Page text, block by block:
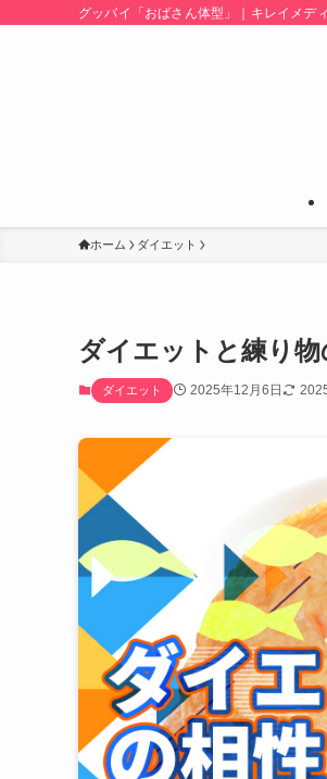
グッバイ「おばさん体型」｜キレイメデ
ホーム ダイエット
ダイエットと練り
ダイエット 2025年12月6日